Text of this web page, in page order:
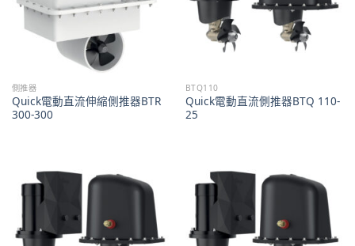
側推器
Quick電動直流伸縮側推器BTR
300-300
BTQ110
Quick電動直流側推器BTQ 110-
25